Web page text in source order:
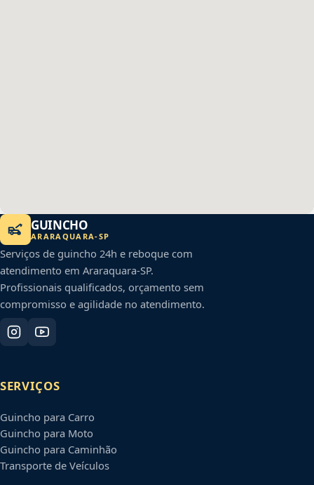
GUINCHO
ARARAQUARA-SP
Serviços de guincho 24h e reboque com
atendimento em Araraquara-SP.
Profissionais qualificados, orçamento sem
compromisso e agilidade no atendimento.
SERVIÇOS
Guincho para Carro
Guincho para Moto
Guincho para Caminhão
Transporte de Veículos